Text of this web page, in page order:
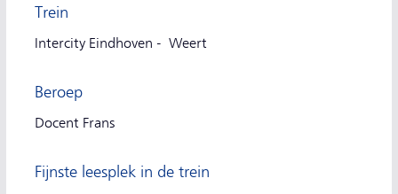
Trein
Intercity Eindhoven - Weert
Beroep
Docent Frans
Fijnste leesplek in de trein